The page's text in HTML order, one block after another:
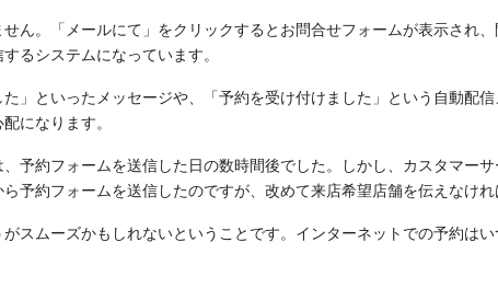
ん。「メールにて」をクリックするとお問合せフォームが表示され
るシステムになっています。
」といったメッセージや、「予約を受け付けました」という自動配
になります。
予約フォームを送信した日の数時間後でした。しかし、カスタマー
約フォームを送信したのですが、改めて来店希望店舗を伝えなけれ
スムーズかもしれないということです。インターネットでの予約は